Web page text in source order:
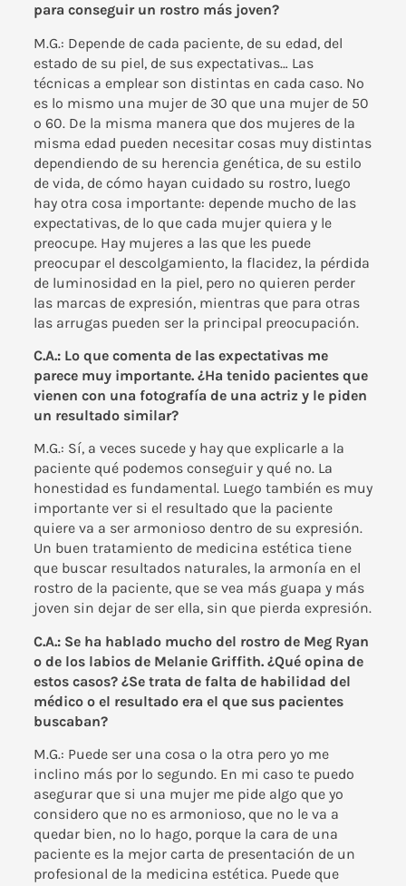
para conseguir un rostro más joven?
M.G.: Depende de cada paciente, de su edad, del
estado de su piel, de sus expectativas… Las
técnicas a emplear son distintas en cada caso. No
es lo mismo una mujer de 30 que una mujer de 50
o 60. De la misma manera que dos mujeres de la
misma edad pueden necesitar cosas muy distintas
dependiendo de su herencia genética, de su estilo
de vida, de cómo hayan cuidado su rostro, luego
hay otra cosa importante: depende mucho de las
expectativas, de lo que cada mujer quiera y le
preocupe. Hay mujeres a las que les puede
preocupar el descolgamiento, la flacidez, la pérdida
de luminosidad en la piel, pero no quieren perder
las marcas de expresión, mientras que para otras
las arrugas pueden ser la principal preocupación.
C.A.: Lo que comenta de las expectativas me
parece muy importante. ¿Ha tenido pacientes que
vienen con una fotografía de una actriz y le piden
un resultado similar?
M.G.: Sí, a veces sucede y hay que explicarle a la
paciente qué podemos conseguir y qué no. La
honestidad es fundamental. Luego también es muy
importante ver si el resultado que la paciente
quiere va a ser armonioso dentro de su expresión.
Un buen tratamiento de medicina estética tiene
que buscar resultados naturales, la armonía en el
rostro de la paciente, que se vea más guapa y más
joven sin dejar de ser ella, sin que pierda expresión.
C.A.: Se ha hablado mucho del rostro de Meg Ryan
o de los labios de Melanie Griffith. ¿Qué opina de
estos casos? ¿Se trata de falta de habilidad del
médico o el resultado era el que sus pacientes
buscaban?
M.G.: Puede ser una cosa o la otra pero yo me
inclino más por lo segundo. En mi caso te puedo
asegurar que si una mujer me pide algo que yo
considero que no es armonioso, que no le va a
quedar bien, no lo hago, porque la cara de una
paciente es la mejor carta de presentación de un
profesional de la medicina estética. Puede que